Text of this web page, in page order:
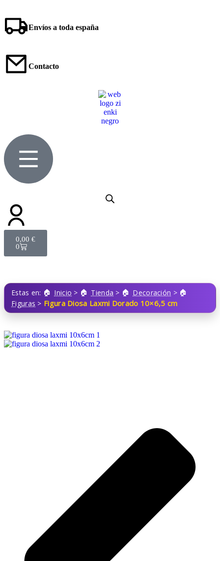
Envíos a toda españa
Contacto
0,00 €
0
Estas en: Inicio > Tienda > Decoración >
Figuras > Figura Diosa Laxmi Dorado 10×6,5 cm